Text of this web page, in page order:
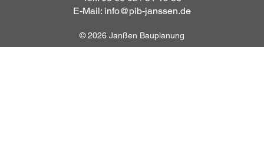
E-Mail: info@pib-janssen.de
© 2026 Janßen Bauplanung